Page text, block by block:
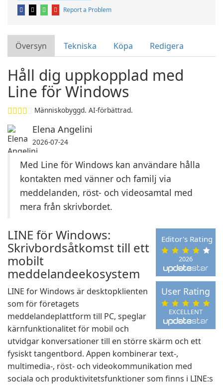
Report a Problem
Översyn Tekniska Köpa Redigera
Håll dig uppkopplad med
Line för Windows
Människobyggd. AI-förbättrad.
Elena Angelini
2026-07-24
Med Line för Windows kan användare hålla
kontakten med vänner och familj via
meddelanden, röst- och videosamtal med
mera från skrivbordet.
2026
Editor's Rating
EXCELLENT
User Rating
LINE för Windows:
Skrivbordsåtkomst till ett
mobilt
meddelandeekosystem
LINE for Windows är desktopklienten
som för företagets
meddelandeplattform till PC, speglar
kärnfunktionalitet för mobil och
utvidgar konversationer till en större skärm och ett
fysiskt tangentbord. Appen kombinerar text-,
multimedia-, röst- och videokommunikation med
sociala och produktivitetsfunktioner som finns i LINE:s